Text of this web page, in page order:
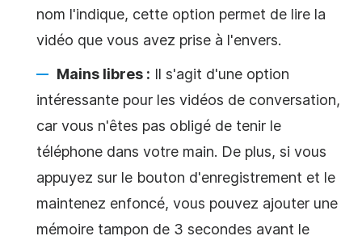
nom l'indique, cette option permet de lire la
vidéo que vous avez prise à l'envers.
Mains libres : Il s'agit d'une option
intéressante pour les vidéos de conversation,
car vous n'êtes pas obligé de tenir le
téléphone dans votre main. De plus, si vous
appuyez sur le bouton d'enregistrement et le
maintenez enfoncé, vous pouvez ajouter une
mémoire tampon de 3 secondes avant le